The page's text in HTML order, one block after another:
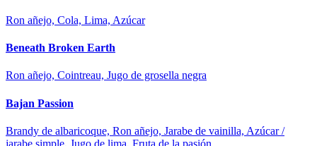
Ron añejo, Cola, Lima, Azúcar
Beneath Broken Earth
Ron añejo, Cointreau, Jugo de grosella negra
Bajan Passion
Brandy de albaricoque, Ron añejo, Jarabe de vainilla, Azúcar /
jarabe simple, Jugo de lima, Fruta de la pasión